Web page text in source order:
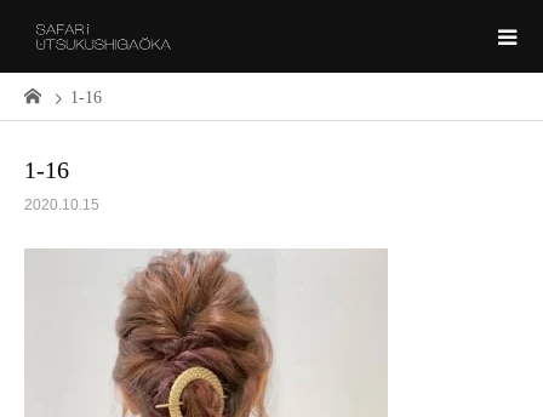
1-16
1-16
2020.10.15